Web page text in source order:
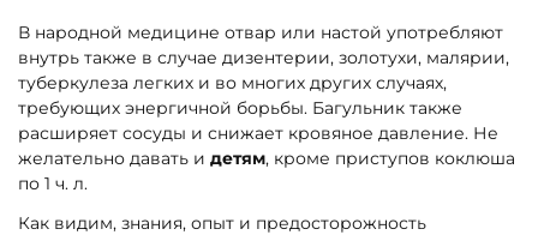
В народной медицине отвар или настой употребляют
внутрь также в случае дизентерии, золотухи, малярии,
туберкулеза легких и во многих других случаях,
требующих энергичной борьбы. Багульник также
расширяет сосуды и снижает кровяное давление. Не
желательно давать и детям, кроме приступов коклюша
по 1 ч. л.
Как видим, знания, опыт и предосторожность